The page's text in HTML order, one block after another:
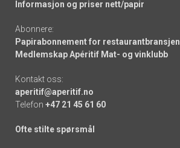
Informasjon og priser nett/papir
Abonnere:
Papirabonnement for restaurantbransjen
Medlemskap Apéritif Mat- og vinklubb
Kontakt oss:
aperitif@aperitif.no
Telefon +47 21 45 61 60
Ofte stilte spørsmål